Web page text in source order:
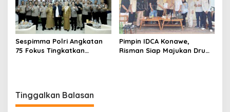
Sespimma Polri Angkatan
75 Fokus Tingkatkan
Pimpin IDCA Konawe,
Risman Siap Majukan Drum
Tinggalkan Balasan